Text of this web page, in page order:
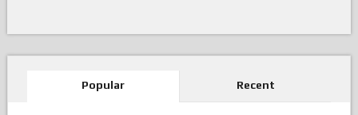
Popular Recent